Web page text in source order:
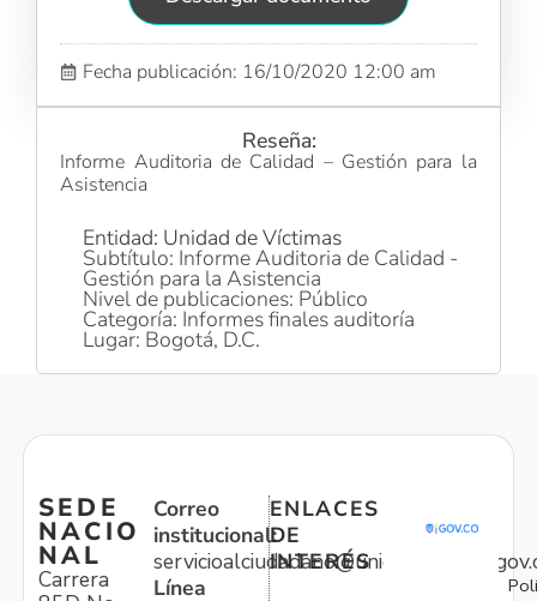
Fecha publicación: 16/10/2020 12:00 am
Reseña:
Informe Auditoria de Calidad – Gestión para la
Asistencia
Entidad: Unidad de Víctimas
Subtítulo: Informe Auditoria de Calidad -
Gestión para la Asistencia
Nivel de publicaciones: Público
Categoría: Informes finales auditoría
Lugar: Bogotá, D.C.
SEDE
NACIO
NAL
Carrera
Correo
institucional:
Línea
ENLACES
DE
INTERÉS